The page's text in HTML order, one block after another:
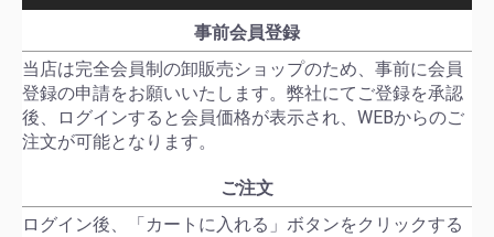
事前会員登録
当店は完全会員制の卸販売ショップのため、事前に会員
登録の申請をお願いいたします。弊社にてご登録を承認
後、ログインすると会員価格が表示され、WEBからのご
注文が可能となります。
ご注文
ログイン後、「カートに入れる」ボタンをクリックする